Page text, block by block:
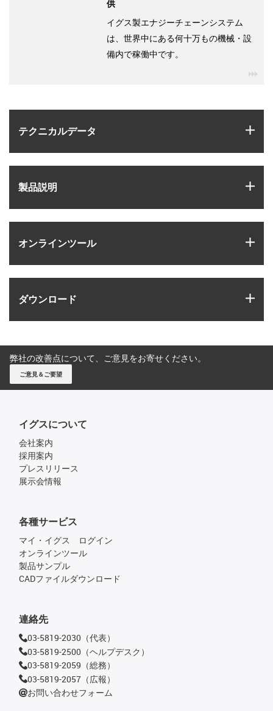
テクニカルデータ
製品説明
オンラインツール
ダウンロード
供
イグス製エナジーチェーンシステム
は、世界中にある何十万もの機械・設
備内で稼働中です。
弊社の改善点について、ご意見をお寄せください。
ご意見＆ご要望
イグスについて
会社案内
採用案内
プレスリリース
展示会情報
各種サービス
マイ・イグス ログイン
オンラインツール
製品サンプル
CADファイルダウンロード
連絡先
03-5819-2030（代表）
03-5819-2500（ヘルプデスク）
03-5819-2059（総務）
03-5819-2057（広報）
お問い合わせフォーム